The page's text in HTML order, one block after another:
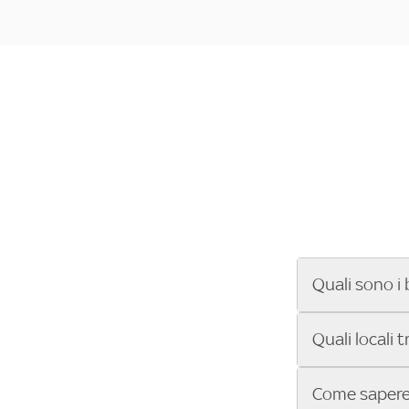
Quali sono i
Se cerchi un
ENILIVE, la
Sky Bar ti
Quali locali
Vuoi sapere
Come